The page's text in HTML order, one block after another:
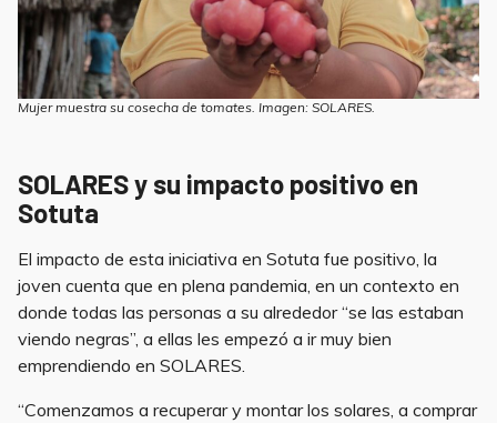
Mujer muestra su cosecha de tomates. Imagen: SOLARES.
SOLARES y su impacto positivo en
Sotuta
El impacto de esta iniciativa en Sotuta fue positivo, la
joven cuenta que en plena pandemia, en un contexto en
donde todas las personas a su alrededor “se las estaban
viendo negras”, a ellas les empezó a ir muy bien
emprendiendo en SOLARES.
“Comenzamos a recuperar y montar los solares, a comprar